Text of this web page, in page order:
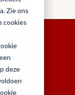
Zie ons
cookies
deze